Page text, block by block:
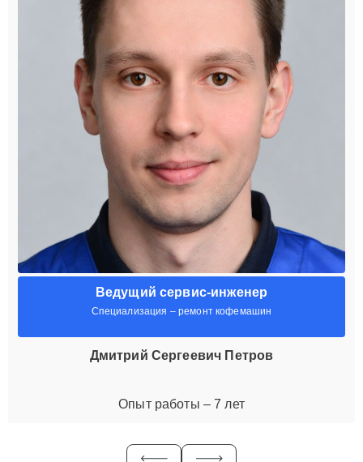
Ведущий сервис-инженер
Специализация – ремонт кофемашин
Дмитрий Сергеевич Петров
Опыт работы – 7 лет